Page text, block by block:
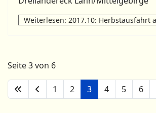
Weiterlesen: 2017.10: Herbstausfahrt
Seite 3 von 6
1 2 3 4 5 6